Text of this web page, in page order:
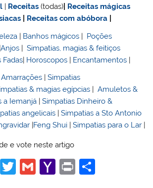
| Receitas (todas) Receitas mágicas
Receitas com abóbora
| Banhos mágicos | Poções
|Anjos |Simpatias, magias & feitiços
Fadas| Horoscopos | Encantamentos |
Amarrações |Simpatias
& magias egípcias |Amuletos &
a Iemanjá |Simpatias Dinheiro &
angelicais |Simpatias a Sto Antonio
|Feng Shui |Simpatias para o Lar |
e vote neste artigo
F
T
G
Y
Pr